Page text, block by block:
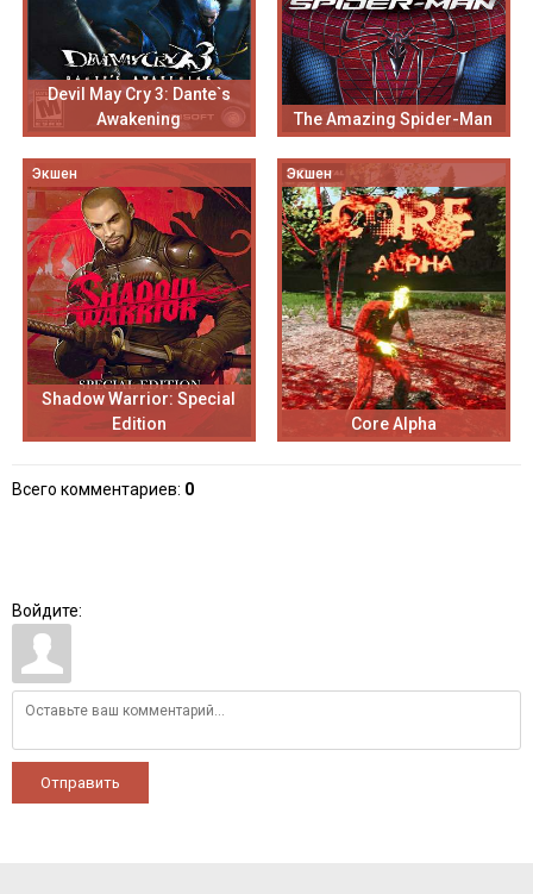
Devil May Cry 3: Dante`s
Awakening
The Amazing Spider-Man
Экшен
Shadow Warrior: Special
Edition
Экшен
Core Alpha
Всего комментариев: 0
Войдите:
Отправить